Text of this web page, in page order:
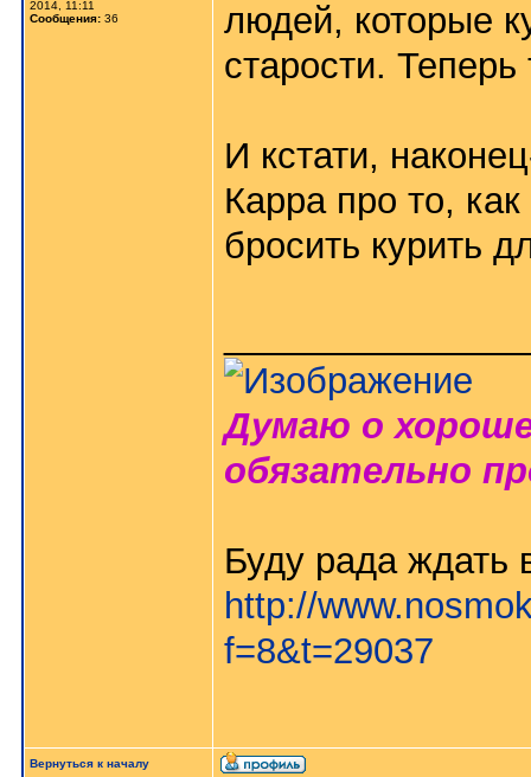
2014, 11:11
Сообщения: 36
людей, которые
старости. Теперь
И кстати,
Карра про то,
бросить курить
Думаю о
обязательно
Буду рада ждать
http://
f=8&t=29037
Вернуться к началу